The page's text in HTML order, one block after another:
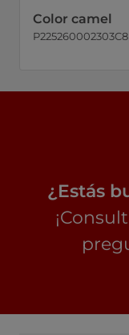
Color camel
P225260002303C8
¿Estás